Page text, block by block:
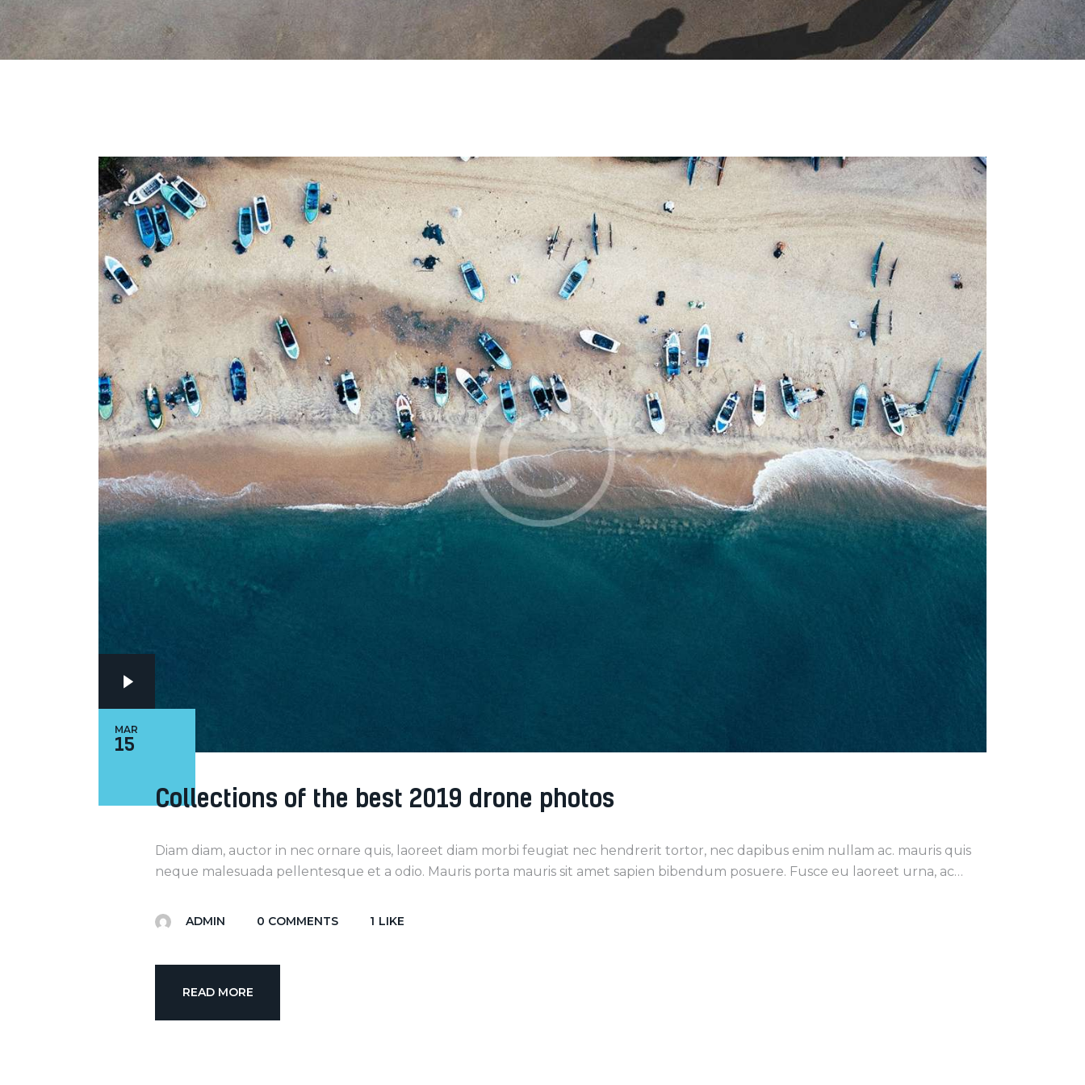
15
MAR
Collections of the best 2019 drone photos
Diam diam, auctor in nec ornare quis, laoreet diam morbi feugiat nec hendrerit tortor, nec dapibus enim nullam ac. mauris quis
neque malesuada pellentesque et a odio. Mauris porta mauris sit amet sapien bibendum posuere. Fusce eu laoreet urna, ac…
ADMIN 0 COMMENTS 1 LIKE
READ MORE